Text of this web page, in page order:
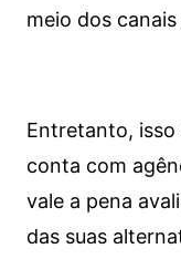
meio dos
Entretanto,
conta com
vale a pena
das suas